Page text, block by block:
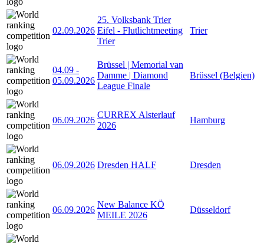
02.09.2026
25. Volksbank Trier
Eifel - Flutlichtmeeting
Trier
Trier
04.09 -
05.09.2026
Brüssel | Memorial van
Damme | Diamond
League Finale
Brüssel (Belgien)
06.09.2026
CURREX Alsterlauf
2026
Hamburg
06.09.2026 Dresden HALF Dresden
06.09.2026
New Balance KÖ
MEILE 2026
Düsseldorf